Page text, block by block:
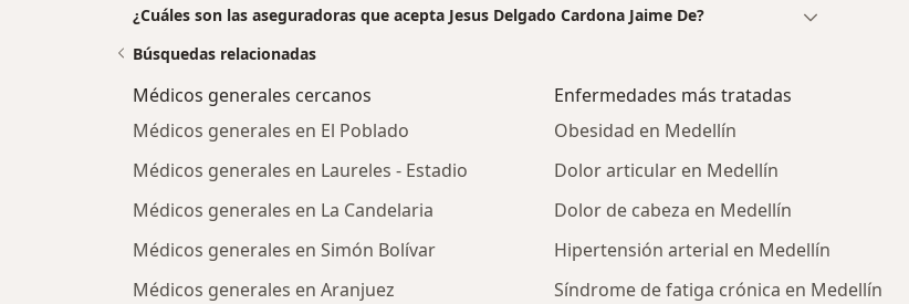
¿Cuáles son las aseguradoras que acepta Jesus Delgado Cardona Jaime De?
Búsquedas relacionadas
Médicos generales cercanos
Médicos generales en El Poblado
Médicos generales en Laureles - Estadio
Médicos generales en La Candelaria
Médicos generales en Simón Bolívar
Médicos generales en Aranjuez
Enfermedades más tratadas
Obesidad en Medellín
Dolor articular en Medellín
Dolor de cabeza en Medellín
Hipertensión arterial en Medellín
Síndrome de fatiga crónica en Medellín